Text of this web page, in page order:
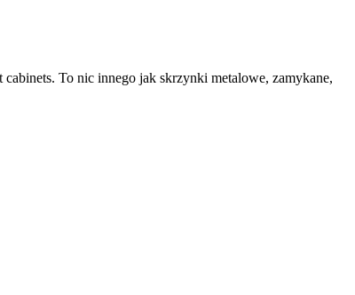
To nic innego jak skrzynki metalowe, zamykane,